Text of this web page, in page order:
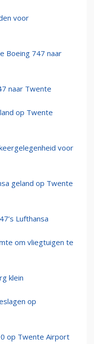
voor
Boeing 747 naar
naar Twente
op Twente
voor
geland op Twente
Lufthansa
om vliegtuigen te
klein
op
op Twente Airport